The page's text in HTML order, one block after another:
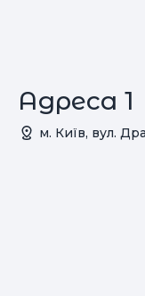
Адреса 1
м. Київ, вул.